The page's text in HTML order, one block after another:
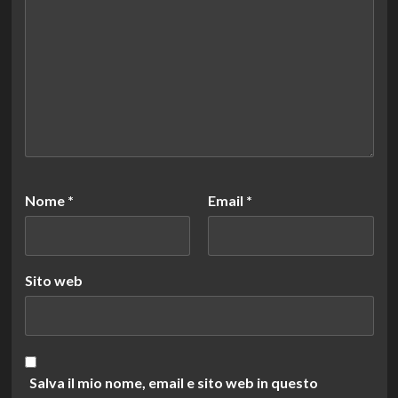
Nome * Email *
Sito web
Salva il mio nome, email e sito web in questo